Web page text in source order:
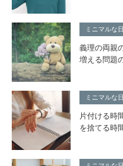
ミニマルな
義理の両親
増える問題
ミニマルな
片付ける時
を捨てる時